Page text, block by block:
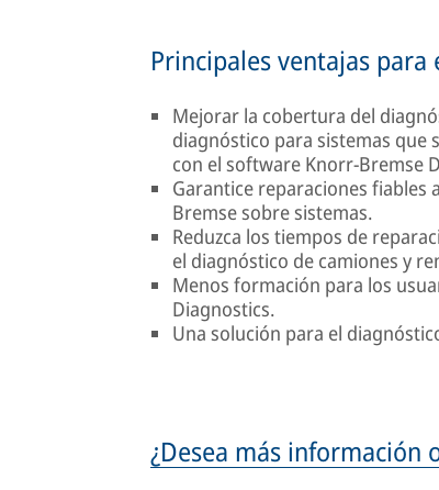
Principales ventajas
Mejorar la cobertura del
diagnóstico para sistemas que
con el software Knorr-Bremse
Garantice reparaciones fiables
Bremse sobre sistemas.
Reduzca los tiempos de
el diagnóstico de camiones y
Menos formación para los
Diagnostics.
Una solución para el
¿Desea más información